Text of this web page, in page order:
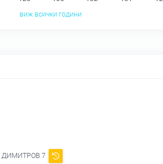
виж всички години
ДИМИТРОВ 7